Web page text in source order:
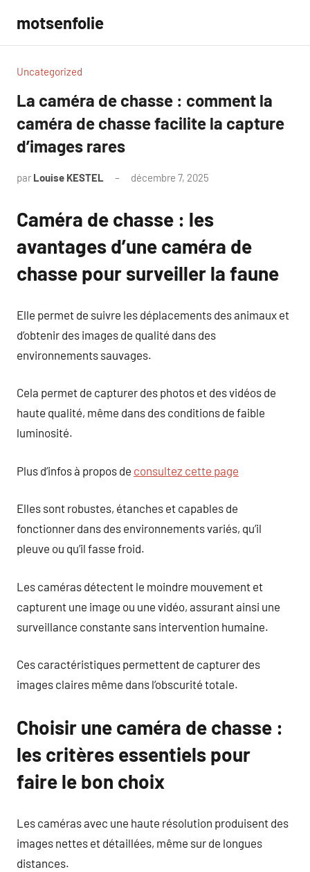
contenu
motsenfolie
Uncategorized
La caméra de chasse : comment la
caméra de chasse facilite la capture
d’images rares
par Louise KESTEL décembre 7, 2025
Caméra de chasse : les
avantages d’une caméra de
chasse pour surveiller la faune
Elle permet de suivre les déplacements des animaux et
d’obtenir des images de qualité dans des
environnements sauvages.
Cela permet de capturer des photos et des vidéos de
haute qualité, même dans des conditions de faible
luminosité.
Plus d’infos à propos de consultez cette page
Elles sont robustes, étanches et capables de
fonctionner dans des environnements variés, qu’il
pleuve ou qu’il fasse froid.
Les caméras détectent le moindre mouvement et
capturent une image ou une vidéo, assurant ainsi une
surveillance constante sans intervention humaine.
Ces caractéristiques permettent de capturer des
images claires même dans l’obscurité totale.
Choisir une caméra de chasse :
les critères essentiels pour
faire le bon choix
Les caméras avec une haute résolution produisent des
images nettes et détaillées, même sur de longues
distances.